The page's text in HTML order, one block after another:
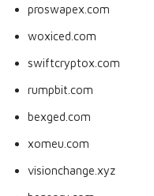
proswapex.com
woxiced.com
swiftcryptox.com
rumpbit.com
bexged.com
xomeu.com
visionchange.xyz